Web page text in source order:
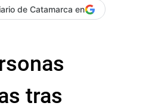
de Catamarca en
tras